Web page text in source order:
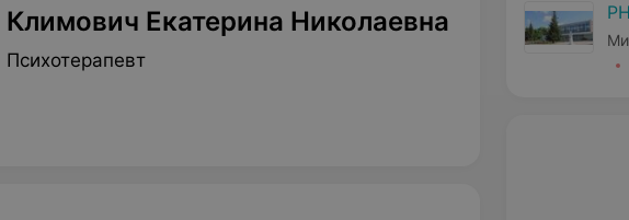
Климович Екатерина Николаевна
Психотерапевт